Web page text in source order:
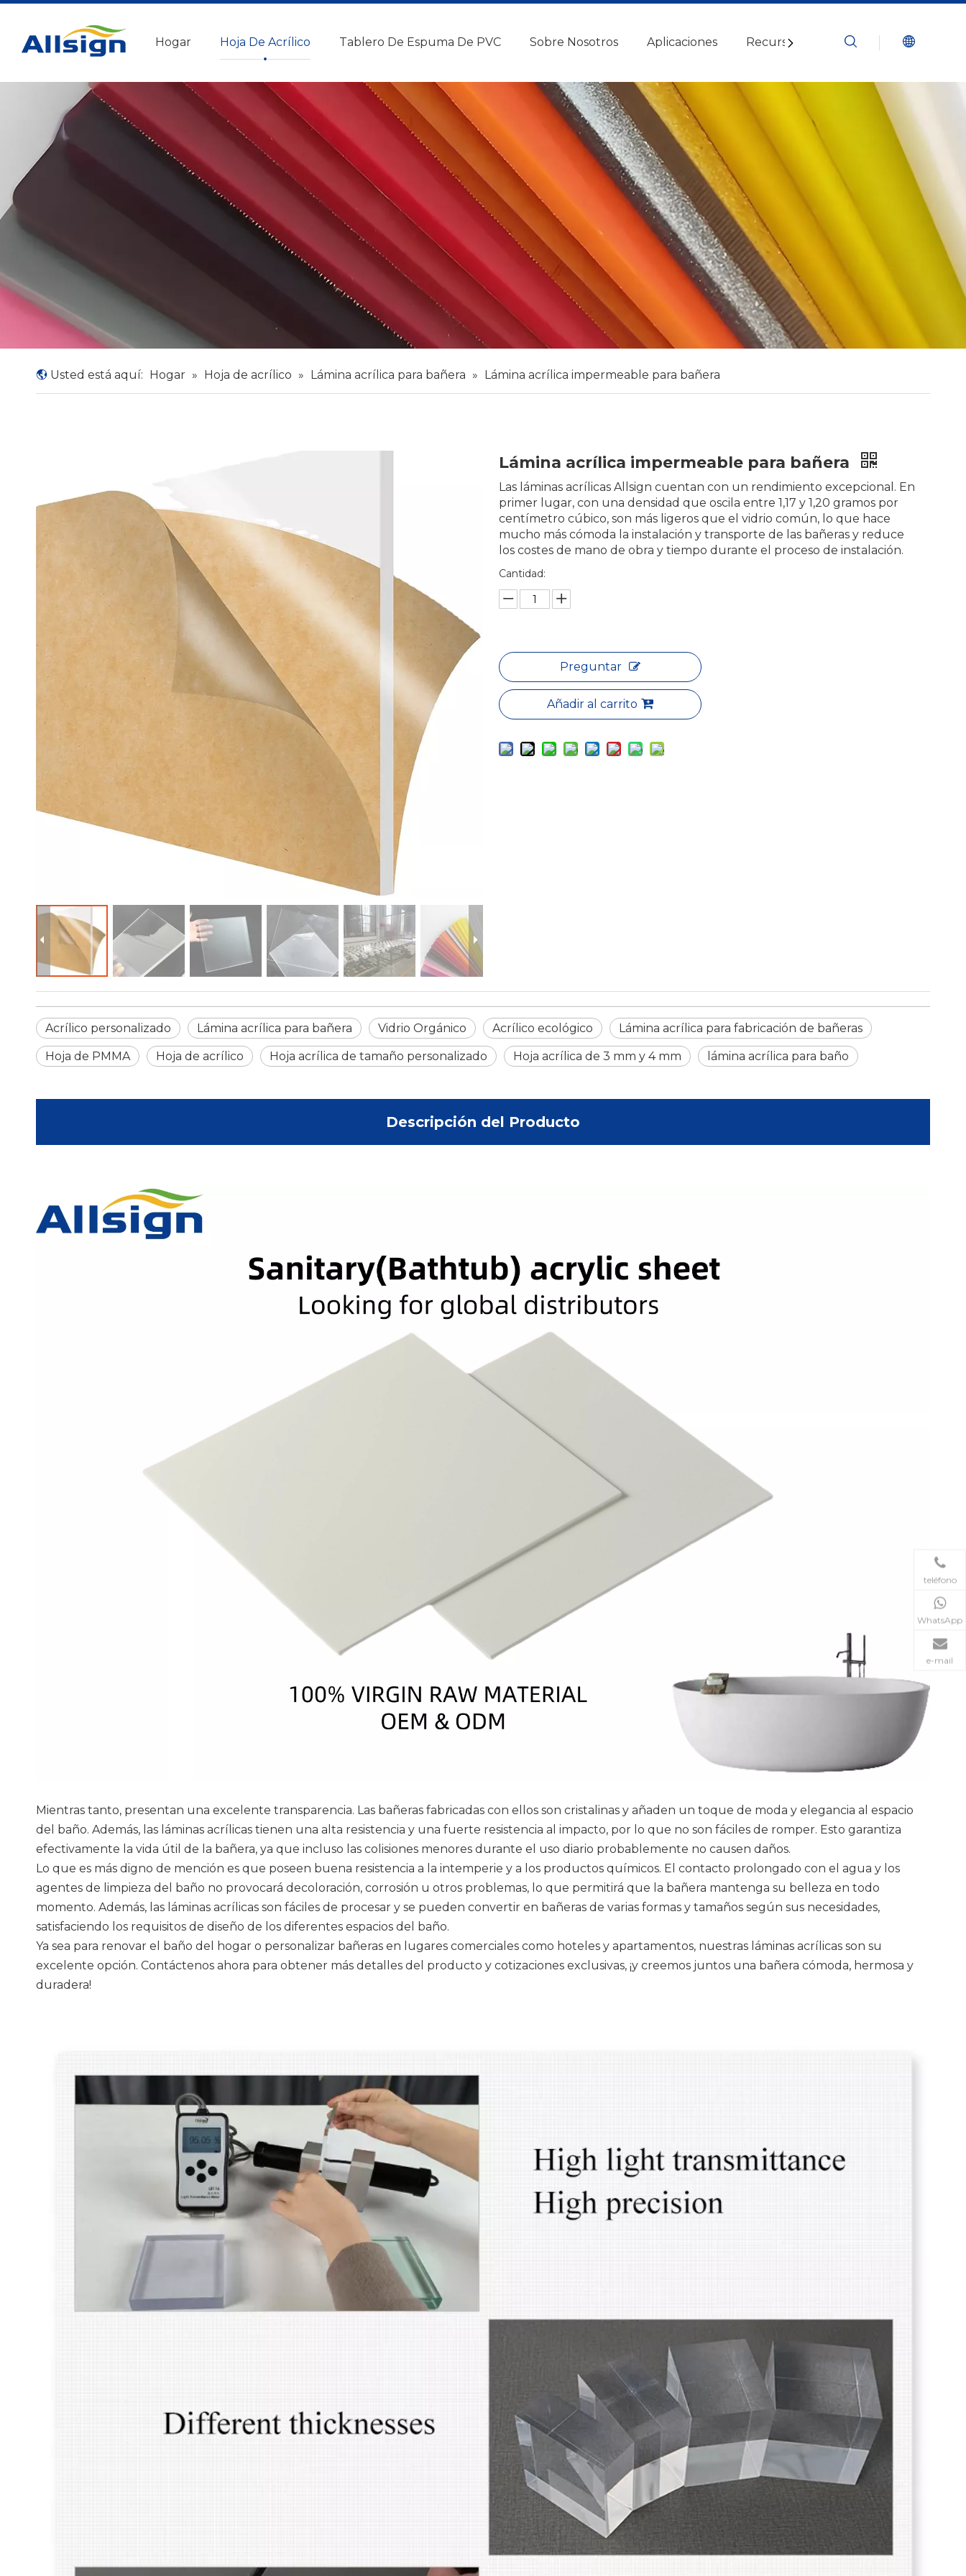
Hogar Hoja De Acrílico Tablero De Espuma De PVC Sobre Nosotros Aplicaciones Recursos Blogs Contáctenos
Usted está aquí: Hogar » Hoja de acrílico » Lámina acrílica para bañera » Lámina acrílica impermeable para bañera
Lámina acrílica impermeable para bañera
Las láminas acrílicas Allsign cuentan con un rendimiento excepcional. En
primer lugar, con una densidad que oscila entre 1,17 y 1,20 gramos por
centímetro cúbico, son más ligeros que el vidrio común, lo que hace
mucho más cómoda la instalación y transporte de las bañeras y reduce
los costes de mano de obra y tiempo durante el proceso de instalación.
Cantidad:
Preguntar
Añadir al carrito
Acrílico personalizado Lámina acrílica para bañera Vidrio Orgánico Acrílico ecológico Lámina acrílica para fabricación de bañeras
Hoja de PMMA Hoja de acrílico Hoja acrílica de tamaño personalizado Hoja acrílica de 3 mm y 4 mm lámina acrílica para baño
Descripción del Producto
Mientras tanto, presentan una excelente transparencia. Las bañeras fabricadas con ellos son cristalinas y añaden un toque de moda y elegancia al espacio
del baño. Además, las láminas acrílicas tienen una alta resistencia y una fuerte resistencia al impacto, por lo que no son fáciles de romper. Esto garantiza
efectivamente la vida útil de la bañera, ya que incluso las colisiones menores durante el uso diario probablemente no causen daños.
Lo que es más digno de mención es que poseen buena resistencia a la intemperie y a los productos químicos. El contacto prolongado con el agua y los
agentes de limpieza del baño no provocará decoloración, corrosión u otros problemas, lo que permitirá que la bañera mantenga su belleza en todo
momento. Además, las láminas acrílicas son fáciles de procesar y se pueden convertir en bañeras de varias formas y tamaños según sus necesidades,
satisfaciendo los requisitos de diseño de los diferentes espacios del baño.
Ya sea para renovar el baño del hogar o personalizar bañeras en lugares comerciales como hoteles y apartamentos, nuestras láminas acrílicas son su
excelente opción. Contáctenos ahora para obtener más detalles del producto y cotizaciones exclusivas, ¡y creemos juntos una bañera cómoda, hermosa y
duradera!
teléfono
WhatsApp
e-mail